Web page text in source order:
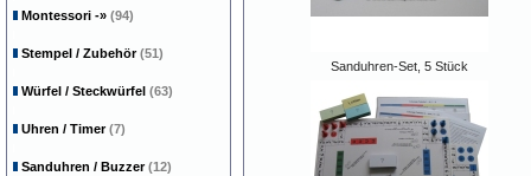
Sanduhren-Set, 5 Stück
Montessori -» (94)
Stempel / Zubehör(51)
Würfel / Steckwürfel (63)
Uhren / Timer(7)
Sanduhren / Buzzer(12)